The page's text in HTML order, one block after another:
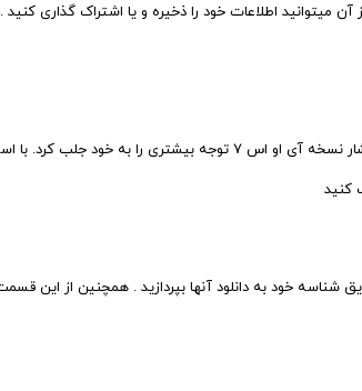
میتوانید اطلاعات خود را ذخیره و یا اشتراک گذاری
فایند مای دیوایس یا همان سیستم موقعیت یابی دیوایس های اپلی که
کنید